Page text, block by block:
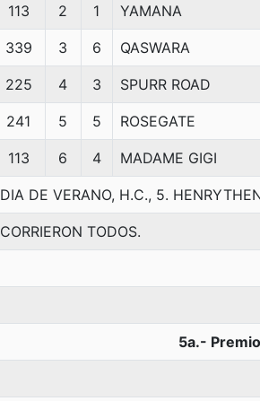
113 2 1 YAMANA
339 3 6 QASWARA
225 4 3 SPURR ROAD
241 5 5 ROSEGATE
113 6 4 MADAME GIGI
DIA DE VERANO, H.C., 5.
CORRIERON TODOS.
5a.-